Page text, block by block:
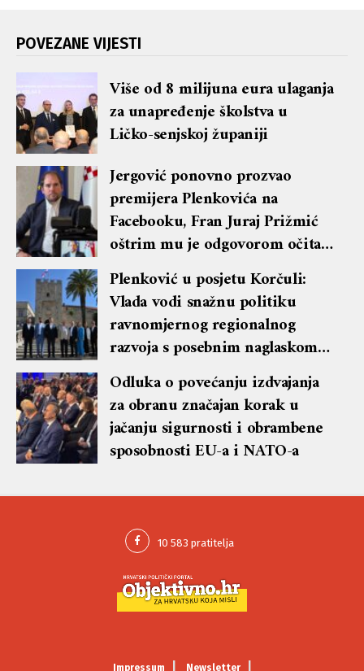
POVEZANE VIJESTI
Više od 8 milijuna eura ulaganja
za unapređenje školstva u
Ličko-senjskoj županiji
Jergović ponovno prozvao
premijera Plenkovića na
Facebooku, Fran Juraj Prižmić
oštrim mu je odgovorom očitao
lekciju te dobio blok i brisanje
komentara
Plenković u posjetu Korčuli:
Vlada vodi snažnu politiku
ravnomjernog regionalnog
razvoja s posebnim naglaskom
na otoke
Odluka o povećanju izdvajanja
za obranu značajan korak u
jačanju sigurnosti i obrambene
sposobnosti EU-a i NATO-a
Impressum Newsletter